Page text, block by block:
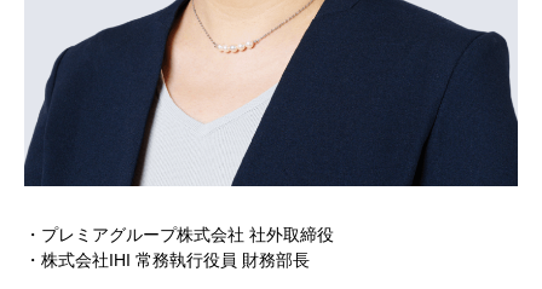
・プレミアグループ株式会社 社外取締役
・株式会社IHI 常務執行役員 財務部長